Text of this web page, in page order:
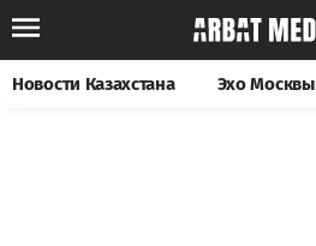
Новости Казахстана Эхо Москвы